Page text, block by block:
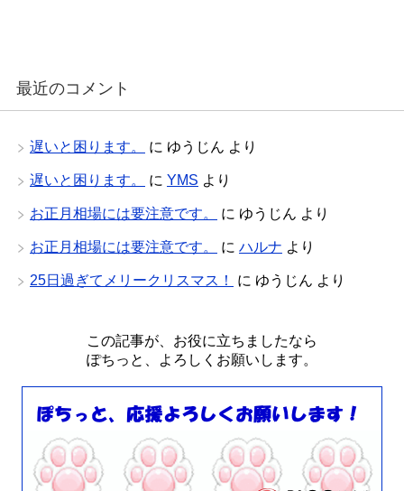
最近のコメント
遅いと困ります。 に ゆうじん より
遅いと困ります。 に YMS より
お正月相場には要注意です。 に ゆうじん より
お正月相場には要注意です。 に ハルナ より
25日過ぎてメリークリスマス！ に ゆうじん より
この記事が、お役に立ちましたなら
ぽちっと、よろしくお願いします。